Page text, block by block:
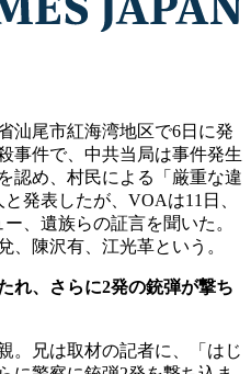
汕尾市紅海湾地区で6日に発
事件で、中共当局は事件発生
認め、村民による「厳重な違
発表したが、VOAは11日、
、遺族らの証言を聞いた。
、陳沢有、江光革という。
れ、さらに2発の銃弾が撃ち
。兄は取材の記者に、「はじ